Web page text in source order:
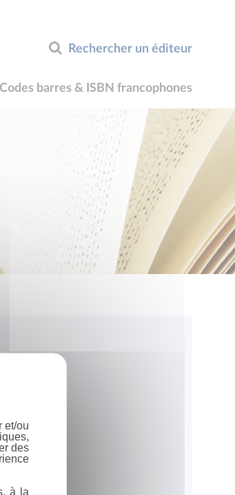
Rechercher un éditeur
Codes barres & ISBN francophones
et/ou
des
à la